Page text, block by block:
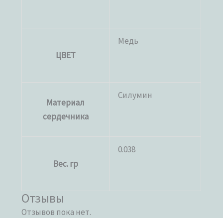
ЦВЕТ
Медь
Материал
сердечника
Силумин
Вес. гр
0.038
Отзывы
Отзывов пока нет.